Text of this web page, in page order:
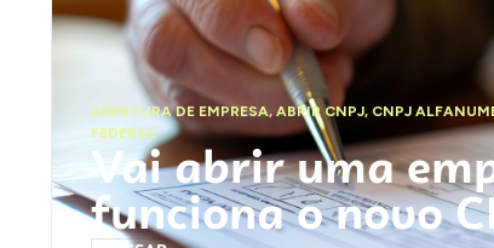
ABERTURA DE EMPRESA,ABRIR CNPJ, CNPJ
FEDERAL
Vai abrir uma
funciona o novo